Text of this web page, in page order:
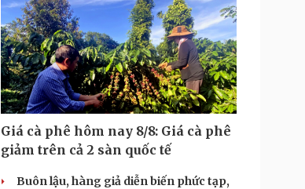
Giá cà phê hôm nay 8/8: Giá cà phê
giảm trên cả 2 sàn quốc tế
Buôn lậu, hàng giả diễn biến phức tạp,